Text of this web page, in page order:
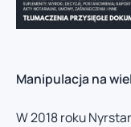
Manipulacja na
W 2018 roku